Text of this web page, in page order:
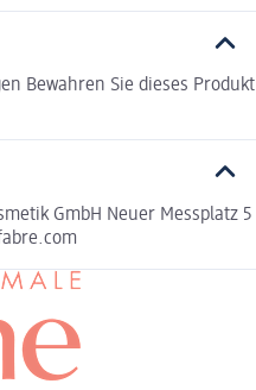
Bewahren Sie dieses Produkt
GmbH Neuer Messplatz 5